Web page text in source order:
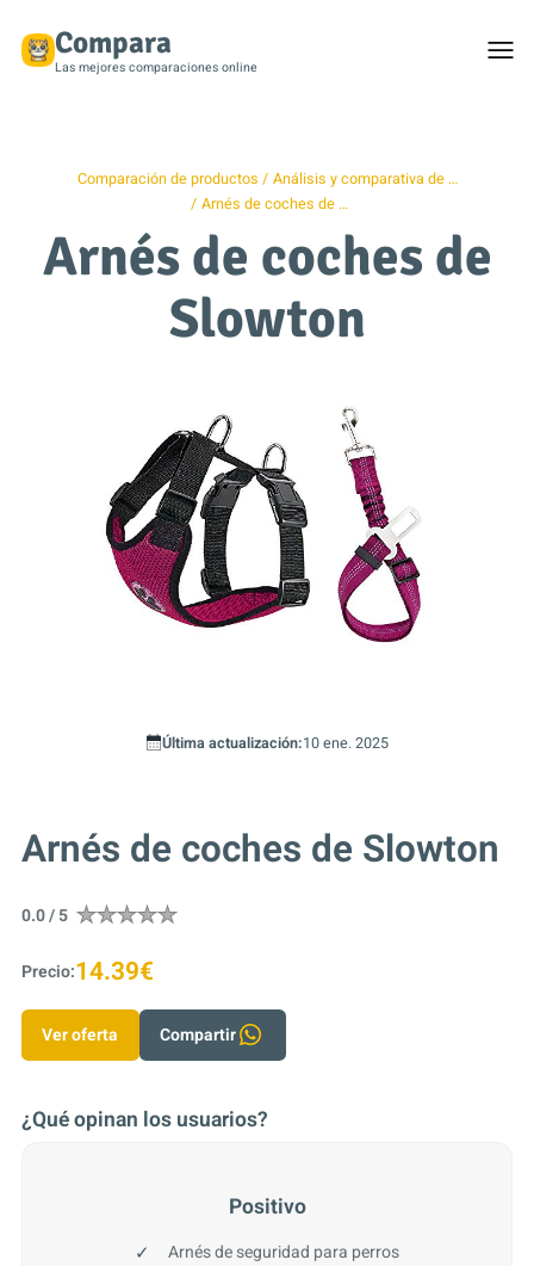
Compara
Las mejores comparaciones online
Comparación de productos
Análisis y comparativa de …
Arnés de coches de …
Arnés de coches de
Slowton
Última actualización:10 ene. 2025
Arnés de coches de Slowton
0.0 / 5
Precio:14.39€
Ver oferta Compartir
¿Qué opinan los usuarios?
Positivo
Arnés de seguridad para perros